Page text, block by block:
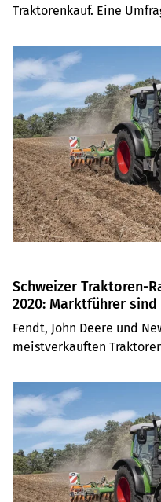
Traktorenkauf. Eine
dass die Bedeutung
beispielsweise auch auf
Schweizer Traktoren-
2020: Marktführer sind
John Deere & New
Fendt, John Deere und
meistverkauften
Deutschland keine
Zulassungen.